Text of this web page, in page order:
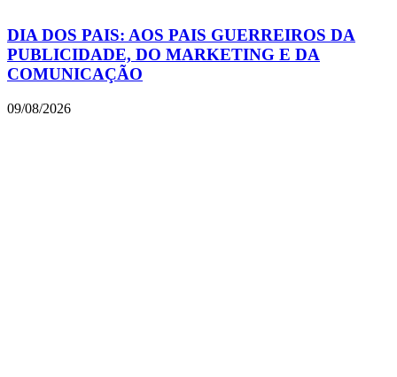
DIA DOS PAIS: AOS PAIS GUERREIROS DA
PUBLICIDADE, DO MARKETING E DA
COMUNICAÇÃO
09/08/2026